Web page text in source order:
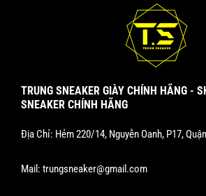
TRUNG SNEAKER GIÀY CHÍNH HÃNG -
SNEAKER CHÍNH HÃNG
Địa Chỉ: Hẻm 220/14, Nguyễn Oanh, P17,
Mail: trungsneaker@gmail.com